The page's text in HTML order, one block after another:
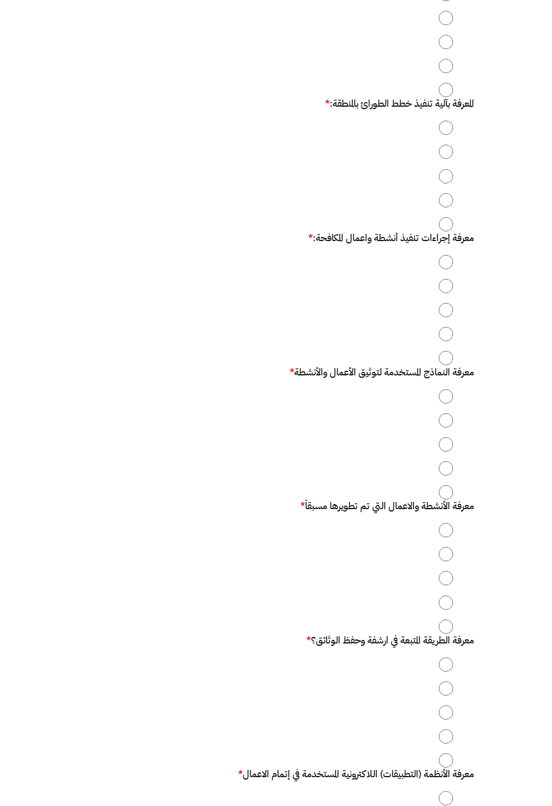
2
3
4
5
المعرفة بآلية تنفيذ خطط الطورائ بالمنطقة:*
1
2
3
4
5
معرفة إجراءات تنفيذ أنشطة واعمال المكافحة:*
1
2
3
4
5
معرفة النماذج المستخدمة لتوثيق الأعمال والأنشطة*
1
2
3
4
5
معرفة الأنشطة والاعمال التي تم تطويرها مسبقاً*
1
2
3
4
5
معرفة الطريقة المتبعة في ارشفة وحفظ الوثائق؟*
1
2
3
4
5
معرفة الأنظمة (التطبيقات) اللاكترونية المستخدمة في إتمام الاعمال*
1